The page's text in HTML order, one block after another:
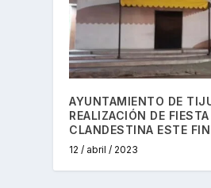
AYUNTAMIENTO DE
REALIZACIÓN DE FIESTA
CLANDESTINA ESTE
12 / abril / 2023